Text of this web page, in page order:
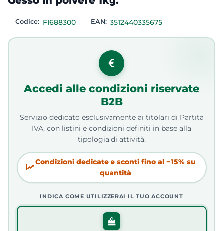
Codice: FI688300 EAN: 3512440335675
Accedi alle condizioni riservate
B2B
Servizio dedicato esclusivamente ai titolari di Partita
IVA, con listini e condizioni definiti in base alla
tipologia di attività.
Condizioni dedicate e sconti fino al −15% su
quantità
INDICA COME UTILIZZERAI IL TUO ACCOUNT